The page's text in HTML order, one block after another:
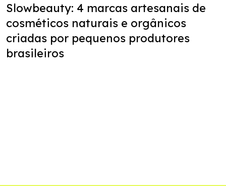
Slowbeauty: 4 marcas artesanais de
cosméticos naturais e orgânicos
criadas por pequenos produtores
brasileiros